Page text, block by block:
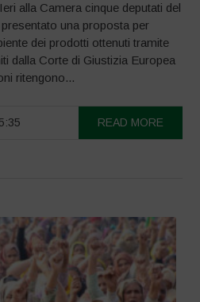
alla Camera cinque deputati del
una proposta per
dei prodotti ottenuti tramite
dalla Corte di Giustizia Europea
ritengono...
READ MORE